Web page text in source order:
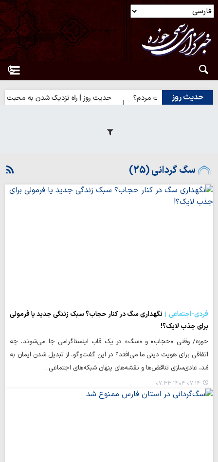
حدیث روز
خدا یا رضایت مردم؟ حدیث روز | راه نزدیک شدن به محبت
سگ گردانی (25)
فردی-اجتماعی
نگهداری سگ در کنار حجاب؟ سبک زندگی جدید یا فرمولی
برای جذب لایک؟!
حوزه/ وقتی «حجاب» و «سگ» در یک قاب اینستاگرامی جا می‌شوند، چه
اتفاقی برای هویت دینی ما می‌افتد؟ در این گفت‌وگو، از تبدیل شدن ایمان به
مُد، عادی‌سازی تناقض‌ها و نقشه‌های پنهان شبکه‌های اجتماعی…
۱۴۰۴-۰۷-۱۴ ۰۷:۳۳